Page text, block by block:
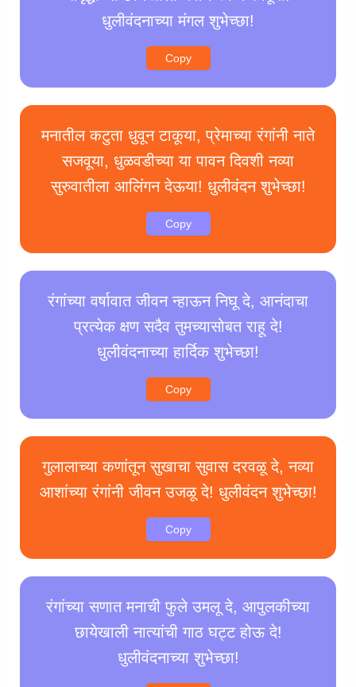
धुलीवंदनाच्या मंगल शुभेच्छा!
Copy
मनातील कटुता धुवून टाकूया, प्रेमाच्या रंगांनी नाते
सजवूया, धुळवडीच्या या पावन दिवशी नव्या
सुरुवातीला आलिंगन देऊया! धुलीवंदन शुभेच्छा!
Copy
रंगांच्या वर्षावात जीवन न्हाऊन निघू दे, आनंदाचा
प्रत्येक क्षण सदैव तुमच्यासोबत राहू दे!
धुलीवंदनाच्या हार्दिक शुभेच्छा!
Copy
गुलालाच्या कणांतून सुखाचा सुवास दरवळू दे, नव्या
आशांच्या रंगांनी जीवन उजळू दे! धुलीवंदन शुभेच्छा!
Copy
रंगांच्या सणात मनाची फुले उमलू दे, आपुलकीच्या
छायेखाली नात्यांची गाठ घट्ट होऊ दे!
धुलीवंदनाच्या शुभेच्छा!